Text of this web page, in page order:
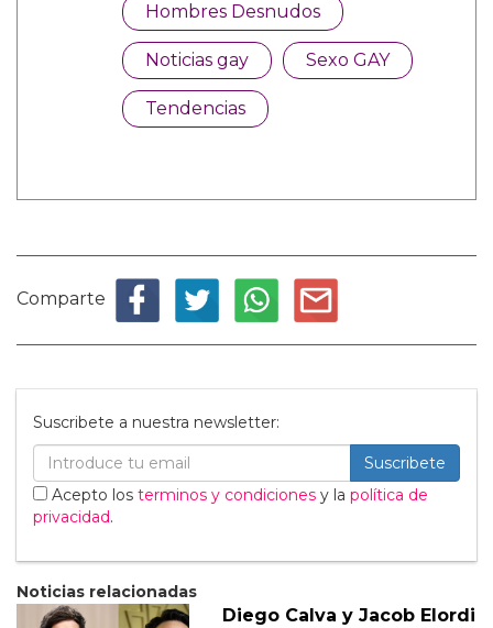
Hombres Desnudos
Noticias gay Sexo GAY
Tendencias
Comparte
Suscribete a nuestra newsletter:
Suscribete
Acepto los terminos y condiciones y la política de
privacidad.
Noticias relacionadas
Diego Calva y Jacob Elordi